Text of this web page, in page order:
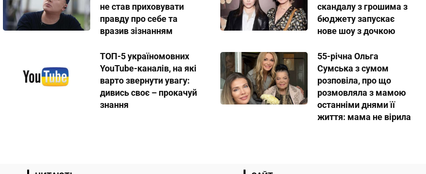
не став приховувати
правду про себе та
вразив зізнанням
скандалу з грошима з
бюджету запускає
нове шоу з дочкою
ТОП-5 україномовних
YouTube-каналів, на які
варто звернути увагу:
дивись своє – прокачуй
знання
55-річна Ольга
Сумська з сумом
розповіла, про що
розмовляла з мамою
останніми днями її
життя: мама не вірила